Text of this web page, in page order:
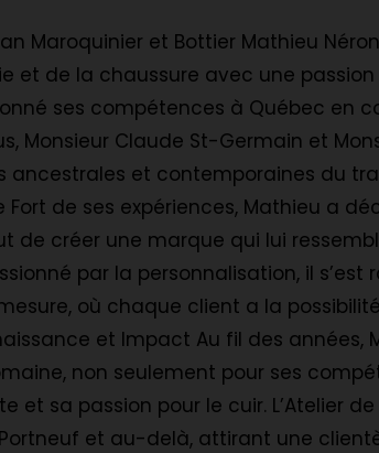
Maroquinier et Bottier Mathieu
et de la chaussure avec une
ses compétences à Québec en
Monsieur Claude St-Germain et
ancestrales et contemporaines du
Fort de ses expériences, Mathieu a
de créer une marque qui lui
par la personnalisation, il
où chaque client a la
et Impact Au fil des années,
non seulement pour ses
et sa passion pour le cuir. L’Atelier
et au-delà, attirant une